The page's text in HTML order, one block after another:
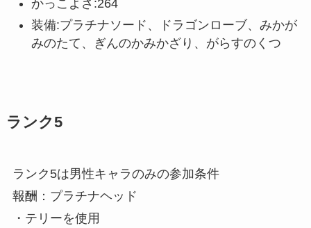
かっこよさ:264
装備:プラチナソード、ドラゴンローブ、みかが
みのたて、ぎんのかみかざり、がらすのくつ
ランク5
ランク5は男性キャラのみの参加条件
報酬：プラチナヘッド
・テリーを使用